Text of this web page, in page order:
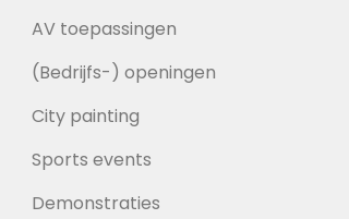
AV toepassingen
(Bedrijfs-) openingen
City painting
Sports events
Demonstraties